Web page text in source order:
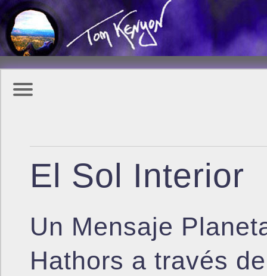
El Sol Interior
Un Mensaje
Hathors a través